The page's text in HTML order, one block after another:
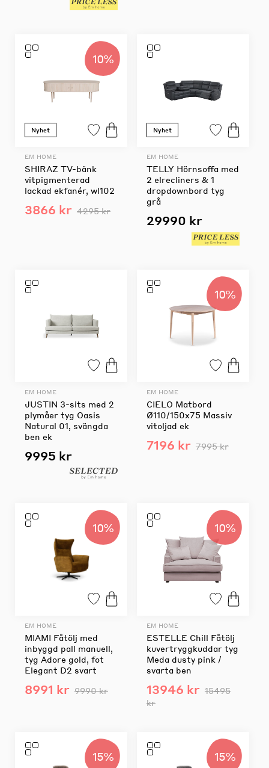
10%
Nyhet
EM HOME
SHIRAZ TV-bänk
vitpigmenterad
lackad ekfanér, wl102
3866 kr 4295 kr
Nyhet
EM HOME
TELLY Hörnsoffa med
2 elrecliners & 1
dropdownbord tyg
grå
29990 kr
EM HOME
JUSTIN 3-sits med 2
plymåer tyg Oasis
Natural 01, svängda
ben ek
9995 kr
10%
EM HOME
CIELO Matbord
Ø110/150x75 Massiv
vitoljad ek
7196 kr 7995 kr
10%
EM HOME
MIAMI Fåtölj med
inbyggd pall manuell,
tyg Adore gold, fot
Elegant D2 svart
8991 kr 9990 kr
10%
EM HOME
ESTELLE Chill Fåtölj
kuvertryggkuddar tyg
Meda dusty pink /
svarta ben
13946 kr 15495
kr
15% 15%